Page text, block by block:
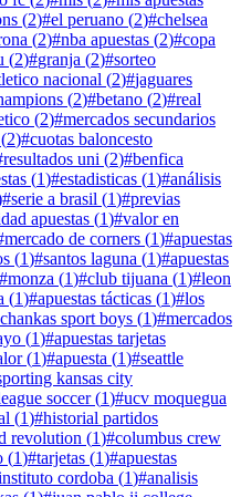
(2)#el peruano (2)#chelsea
(2)#nba apuestas (2)#copa
(2)#granja (2)#sorteo
nacional (2)#jaguares
(2)#betano (2)#real
(2)#mercados secundarios
(2)#cuotas baloncesto
resultados uni (2)#benfica
(1)#estadisticas (1)#análisis
#serie a brasil (1)#previas
apuestas (1)#valor en
mercado de corners (1)#apuestas
(1)#santos laguna (1)#apuestas
#monza (1)#club tijuana (1)#leon
(1)#apuestas tácticas (1)#los
sport boys (1)#mercados
(1)#apuestas tarjetas
(1)#apuesta (1)#seattle
kansas city
soccer(1)#ucv moquegua
(1)#historial partidos
revolution (1)#columbus crew
(1)#tarjetas (1)#apuestas
cordoba (1)#analisis